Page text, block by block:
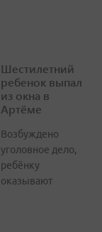
Шестилетний
ребенок выпал
из окна в
Артёме
Возбуждено
уголовное дело,
ребёнку
оказывают